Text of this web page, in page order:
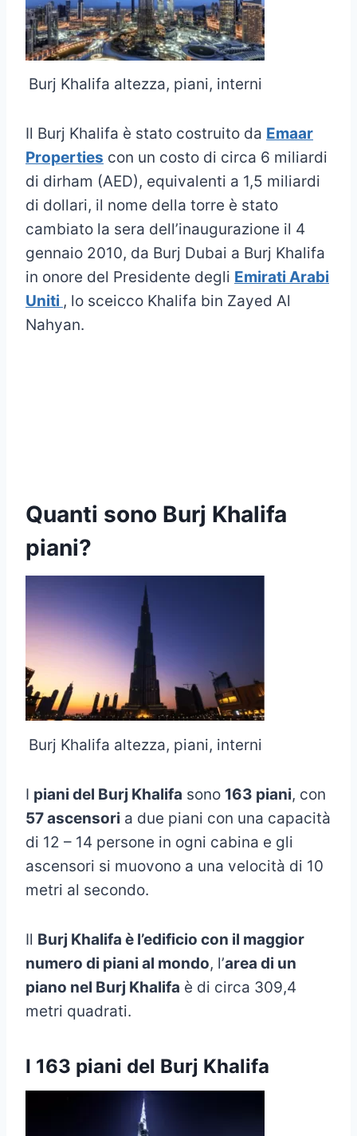
Burj Khalifa altezza, piani, interni
Il Burj Khalifa è stato costruito da Emaar
Properties con un costo di circa 6 miliardi
di dirham (AED), equivalenti a 1,5 miliardi
di dollari, il nome della torre è stato
cambiato la sera dell’inaugurazione il 4
gennaio 2010, da Burj Dubai a Burj Khalifa
in onore del Presidente degli Emirati Arabi
Uniti , lo sceicco Khalifa bin Zayed Al
Nahyan.
Quanti sono Burj Khalifa
piani?
Burj Khalifa altezza, piani, interni
I piani del Burj Khalifa sono 163 piani, con
57 ascensori a due piani con una capacità
di 12 – 14 persone in ogni cabina e gli
ascensori si muovono a una velocità di 10
metri al secondo.
Il Burj Khalifa è l’edificio con il maggior
numero di piani al mondo, l’area di un
piano nel Burj Khalifa è di circa 309,4
metri quadrati.
I 163 piani del Burj Khalifa